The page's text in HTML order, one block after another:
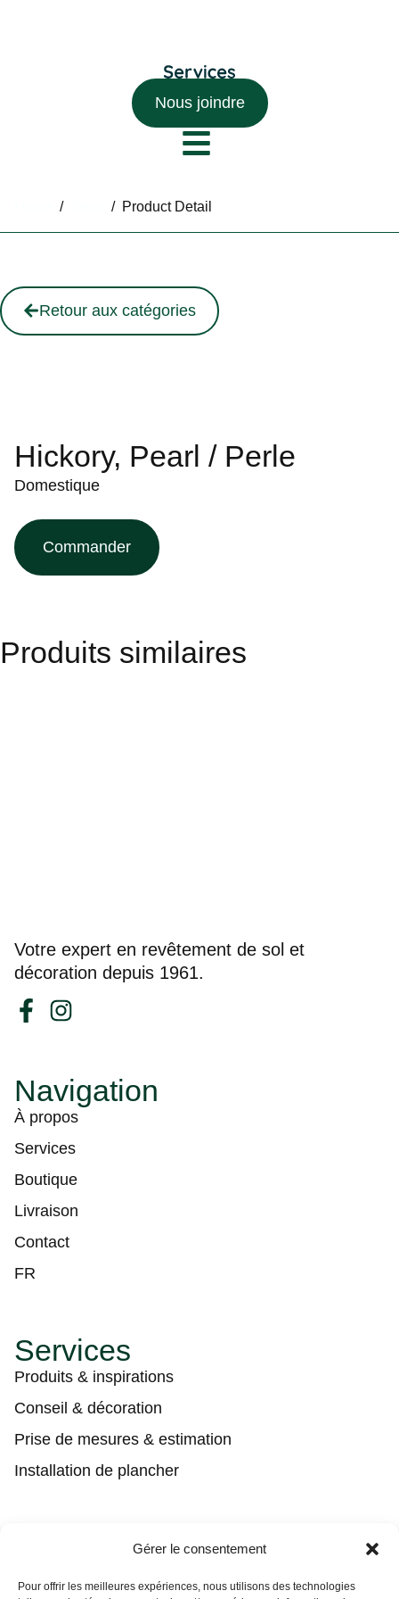
Gérer le consentement
Pour offrir les meilleures expériences, nous utilisons des technologies
Nous joindre
/ / Product Detail
Retour aux catégories
Hickory, Pearl / Perle
Domestique
Commander
Produits similaires
Votre expert en revêtement de sol et
décoration depuis 1961.
Navigation
À propos
Services
Boutique
Livraison
Contact
FR
Services
Produits & inspirations
Conseil & décoration
Prise de mesures & estimation
Installation de plancher